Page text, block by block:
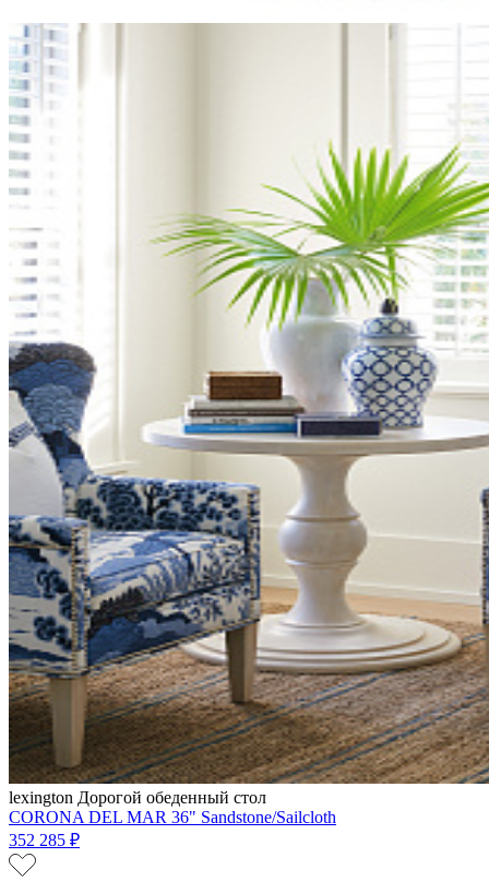
lexington Дорогой обеденный стол
CORONA DEL MAR 36" Sandstone/Sailcloth
352 285 ₽